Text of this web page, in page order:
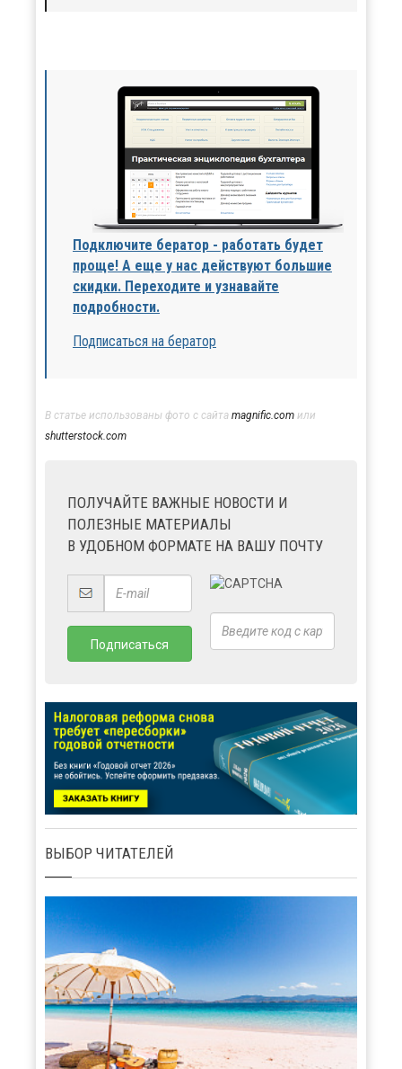
Подключите бератор - работать будет
проще! А еще у нас действуют большие
скидки. Переходите и узнавайте
подробности.
Подписаться на бератор
В статье использованы фото с сайта magnific.com или
shutterstock.com
ПОЛУЧАЙТЕ ВАЖНЫЕ НОВОСТИ И
ПОЛЕЗНЫЕ МАТЕРИАЛЫ
В УДОБНОМ ФОРМАТЕ НА ВАШУ ПОЧТУ
ВЫБОР ЧИТАТЕЛЕЙ